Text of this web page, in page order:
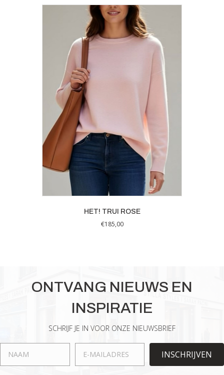
HET! TRUI ROSE
€185,00
Deze
kan
gekozen
worden
de
productpagina
ONTVANG NIEUWS EN
INSPIRATIE
SCHRIJF JE IN VOOR ONZE NIEUWSBRIEF
INSCHRIJVEN